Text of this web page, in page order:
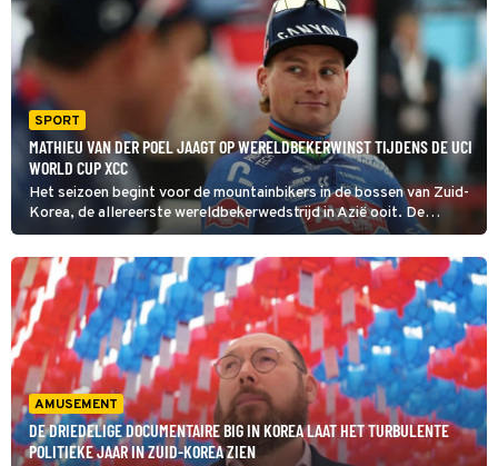
SPORT
MATHIEU VAN DER POEL JAAGT OP WERELDBEKERWINST TIJDENS DE UCI
WORLD CUP XCC
Het seizoen begint voor de mountainbikers in de bossen van Zuid-
Korea, de allereerste wereldbekerwedstrijd in Azië ooit. De
vrouwen en de mannen rijden dit weekend een crosscountry- en een
downhillwedstrijd, waaronder de UCI World Cup XCC (v).
AMUSEMENT
DE DRIEDELIGE DOCUMENTAIRE BIG IN KOREA LAAT HET TURBULENTE
POLITIEKE JAAR IN ZUID-KOREA ZIEN